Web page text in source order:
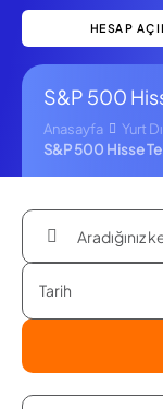
HESAP
S&P 500
Anasayfa
Yurt
S&P 500 Hisse